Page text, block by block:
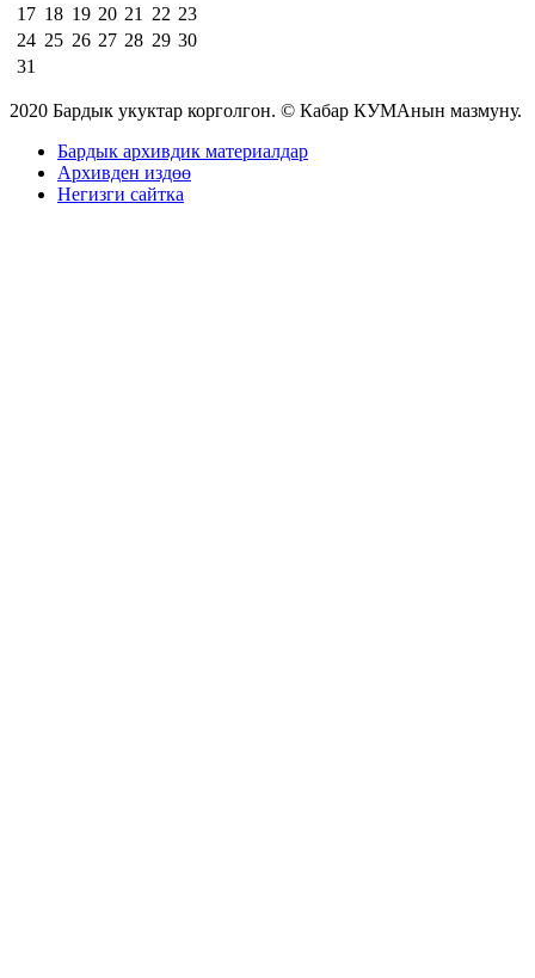
17 18 19 20 21 22 23
24 25 26 27 28 29 30
31
2020 Бардык укуктар корголгон. © Кабар КУМАнын мазмуну.
Бардык архивдик материалдар
Архивден издөө
Негизги сайтка